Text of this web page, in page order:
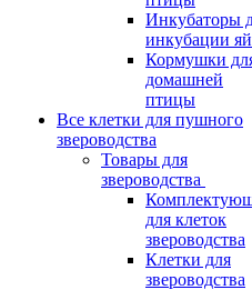
Инкубаторы
инкубации
Кормушки
домашней
птицы
Все клетки для пушного
звероводства
Товары для
звероводства
для клеток
звероводства
Клетки для
звероводства